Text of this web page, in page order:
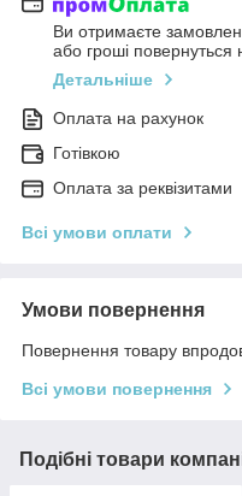
Ви отримаєте
або гроші повернуться
Детальніше
Оплата на рахунок
Готівкою
Оплата за реквізитами
Всі умови оплати
Умови повернення
Повернення товару
Всі умови повернення
Подібні товари